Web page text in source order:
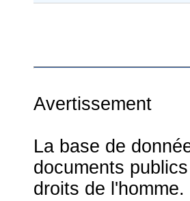
Avertissement
La base de
documents
droits de